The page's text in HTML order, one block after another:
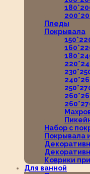
Пледы
Покрывала
Набор с
Покрывала
Коврики
Для ванной